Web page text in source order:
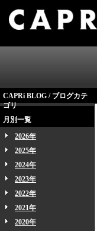
CAPRi BLOG / ブログカテ
ゴリ
月別一覧
2026年
2025年
2024年
2023年
2022年
2021年
2020年